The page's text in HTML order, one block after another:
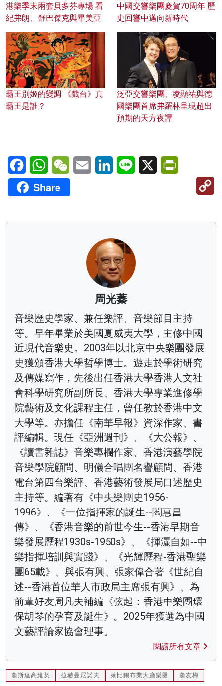
港樂季末兩套貝多芬專場 看
紀弗朗、舒巴傑克與畢美亞
中國交響樂團慶賀70周年 歷
史回響中邁向新時代
霸王別姬的變調 《戲台》真
霸王是誰？
泛亞交響樂團、凌顯祐與德
國樂團首席弗羅林呈現超出
預期的天方夜譚
FacebookWhatsAppWeChatEmail LinkedInLine X
Share
周光蓁
音樂歷史學家、兼任樂評、音樂節目主持
等。早年畢業於美國夏威夷大學，主修中國
近現代音樂史。2003年以北京中央樂團發展
史獲頒香港大學哲學博士。遊走於學術研究
及傳媒寫作，先後出任香港大學香港人文社
會科學研究所副所長、香港大學專業進修學
院藝術及文化課程主任，曾任教於香港中文
大學等。亦擔任《南華早報》資深作家、書
評編輯。現任《亞洲週刊》、《大公報》、
《讀書雜誌》音樂專欄作家、香港演藝學院
音樂學院顧問、明儀合唱團名譽顧問、香港
電台第四台樂評、香港藝術發展局口述歷史
主持等。編著有《中央樂團史1956-
1996》、《一位指揮家的誕生--閻惠昌
傳》、《香港音樂的前世今生--香港早期音
樂發展歷程1930s-1950s》、《揮灑自如--中
樂指揮培訓與實踐》、《光輝歷程-香港聖樂
團65載》、與張有興、張家偉合著《世紀自
述--香港首位華人市政局主席張有興》、為
前輩好友周凡夫補編《弦起：香港中樂團環
保胡琴的孕育及誕生》。2025年獲選為中國
文藝評論家協會理事。
閱讀所有文章
蕭斯達高維契 拉赫曼尼諾夫 萊比錫布業大廳樂團 蕭友梅